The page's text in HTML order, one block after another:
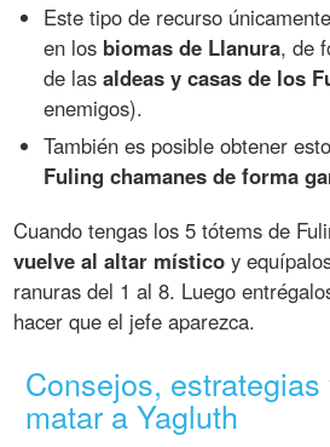
Este tipo de recurso
en los biomas de Llanura, de
de lasaldeas y casas de los
enemigos).
También es posible obtener
Fuling chamanes de forma
Cuando tengas los 5 tótems de
vuelve al altar místico y
ranuras del 1 al 8. Luego
hacer que el jefe aparezca.
Consejos,
matar a Yagluth